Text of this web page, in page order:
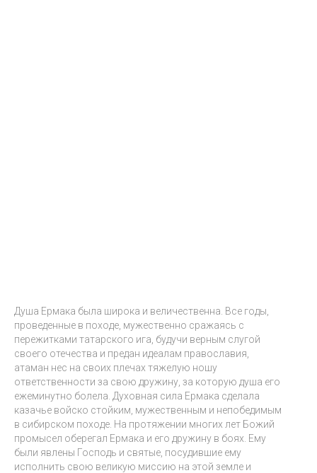
Душа Ермака была широка и величественна. Все годы,
проведенные в походе, мужественно сражаясь с
пережитками татарского ига, будучи верным слугой
своего отечества и предан идеалам православия,
атаман нес на своих плечах тяжелую ношу
ответственности за свою дружину, за которую душа его
ежеминутно болела. Духовная сила Ермака сделала
казачье войско стойким, мужественным и непобедимым
в сибирском походе. На протяжении многих лет Божий
промысел оберегал Ермака и его дружину в боях. Ему
были явлены Господь и святые, посудившие ему
исполнить свою великую миссию на этой земле и